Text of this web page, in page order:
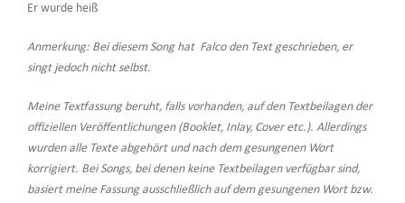
Er wurde heiß
Anmerkung: Bei diesem Song hat Falco den Text geschrieben, er
singt jedoch nicht selbst.
Meine Textfassung beruht, falls vorhanden, auf den Textbeilagen der
offiziellen Veröffentlichungen (Booklet, Inlay, Cover etc.). Allerdings
wurden alle Texte abgehört und nach dem gesungenen Wort
korrigiert. Bei Songs, bei denen keine Textbeilagen verfügbar sind,
basiert meine Fassung ausschließlich auf dem gesungenen Wort bzw.